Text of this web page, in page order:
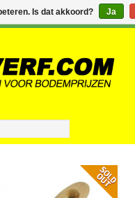
€0,00
Is dat akkoord? Ja